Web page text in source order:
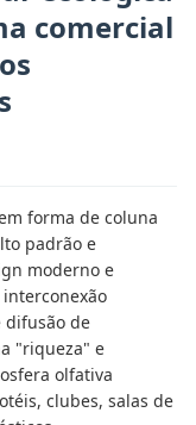
comercial
forma de coluna
padrão e
moderno e
difusão de
"riqueza" e
olfativa
clubes, salas de